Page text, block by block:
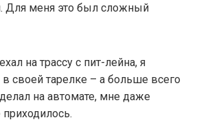
Для меня это был сложный
на трассу с пит-лейна, я
в своей тарелке – а больше всего
на автомате, мне даже